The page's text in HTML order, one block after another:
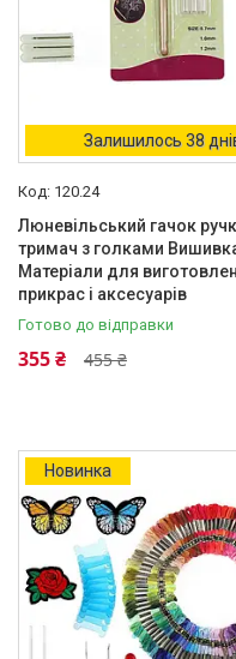
Договір публічної
Відгуки
Залишилось 38
120.24
Люневільський гачок
тримач з голками
Матеріали для
прикрас і аксесуарів
Готово до відправки
455 ₴
355 ₴
Новинка